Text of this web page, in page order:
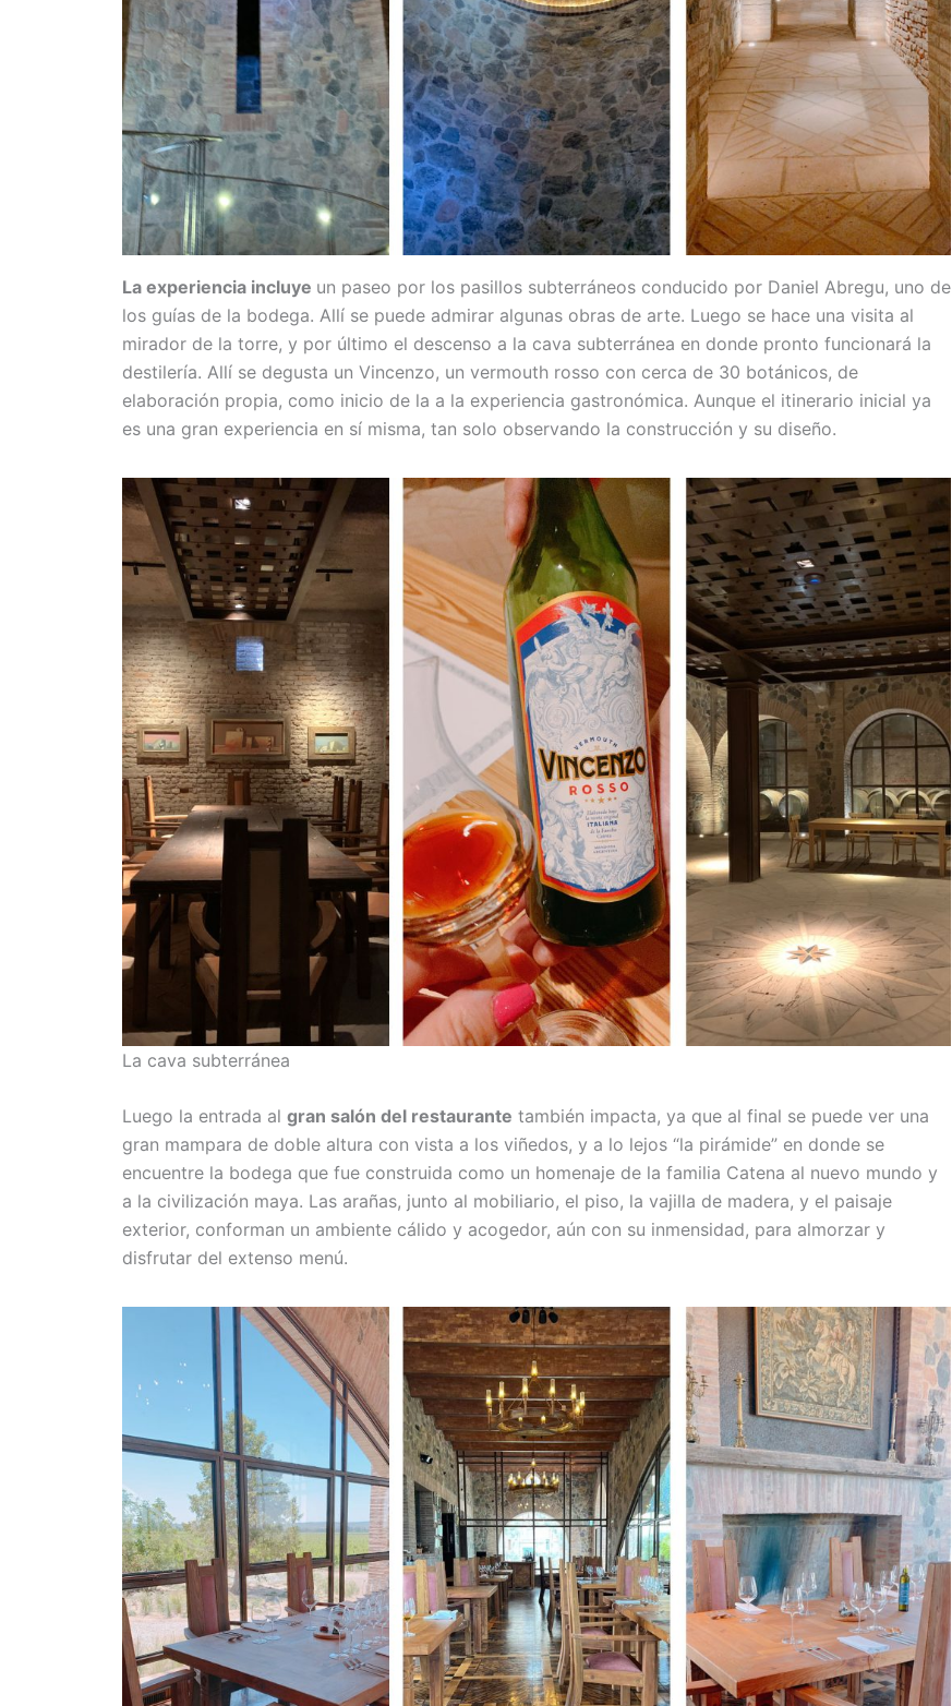
La experiencia incluye un paseo por los pasillos subterráneos conducido por Daniel Abregu, uno de
los guías de la bodega. Allí se puede admirar algunas obras de arte. Luego se hace una visita al
mirador de la torre, y por último el descenso a la cava subterránea en donde pronto funcionará la
destilería. Allí se degusta un Vincenzo, un vermouth rosso con cerca de 30 botánicos, de
elaboración propia, como inicio de la a la experiencia gastronómica. Aunque el itinerario inicial ya
es una gran experiencia en sí misma, tan solo observando la construcción y su diseño.
La cava subterránea
Luego la entrada al gran salón del restaurante también impacta, ya que al final se puede ver una
gran mampara de doble altura con vista a los viñedos, y a lo lejos “la pirámide” en donde se
encuentre la bodega que fue construida como un homenaje de la familia Catena al nuevo mundo y
a la civilización maya. Las arañas, junto al mobiliario, el piso, la vajilla de madera, y el paisaje
exterior, conforman un ambiente cálido y acogedor, aún con su inmensidad, para almorzar y
disfrutar del extenso menú.